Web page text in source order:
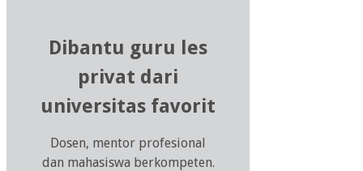
Dibantu guru les
privat dari
universitas favorit
Dosen, mentor profesional
dan mahasiswa berkompeten.